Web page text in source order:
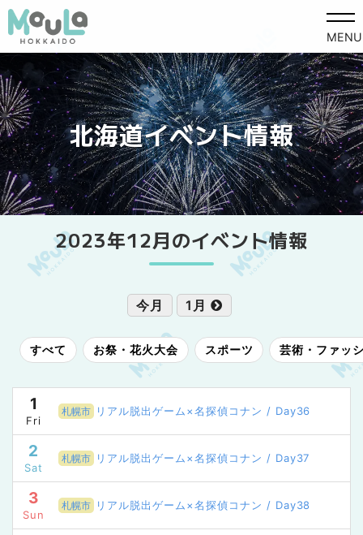
MENU
北海道イベント情報
2023年12月のイベント情報
今月 1月
すべて お祭・花火大会 スポーツ 芸術・ファッ
1
Fri
札幌市 リアル脱出ゲーム×名探偵コナン / Day36
2
Sat
札幌市 リアル脱出ゲーム×名探偵コナン / Day37
3
Sun
札幌市 リアル脱出ゲーム×名探偵コナン / Day38